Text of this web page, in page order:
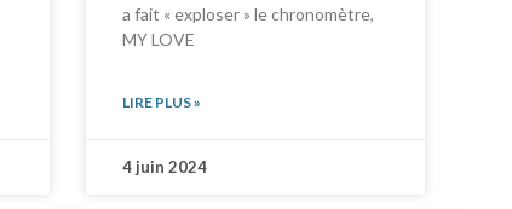
a fait « exploser » le chronomètre,
MY LOVE
LIRE PLUS »
4 juin 2024